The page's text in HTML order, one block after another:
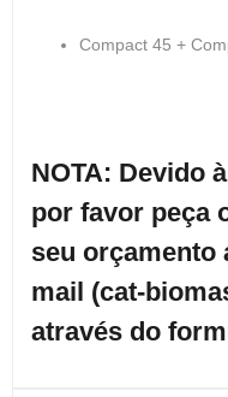
Compact 45 +
NOTA: Devido
por favor peça
seu orçamento
mail (cat-
através do